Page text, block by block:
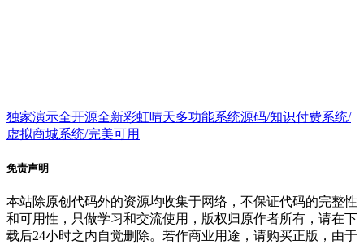
独家演示全开源全新彩虹晴天多功能系统源码/知识付费系统/
虚拟商城系统/完美可用
免责声明
本站除原创代码外的资源均收集于网络，不保证代码的完整性
和可用性，只做学习和交流使用，版权归原作者所有，请在下
载后24小时之内自觉删除。若作商业用途，请购买正版，由于